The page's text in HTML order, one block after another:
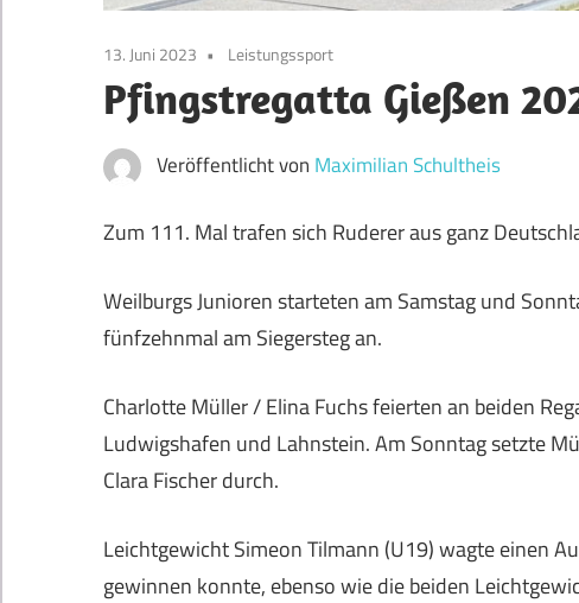
13. Juni 2023 Leistungssport
Pfingstregatta Gießen
Veröffentlicht von Maximilian Schultheis
Zum 111. Mal trafen sich Ruderer aus ganz
Weilburgs Junioren starteten am Samstag und
fünfzehnmal am Siegersteg an.
Charlotte Müller / Elina Fuchs feierten an beiden
Ludwigshafen und Lahnstein. Am Sonntag setzte
Clara Fischer durch.
Leichtgewicht Simeon Tilmann (U19) wagte einen
gewinnen konnte, ebenso wie die beiden